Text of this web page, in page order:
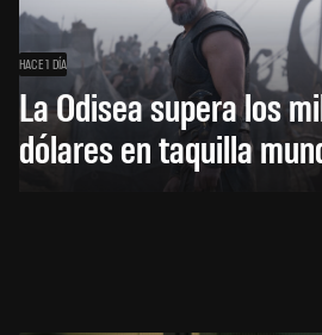
HACE 1 DÍA
La Odisea supera los
dólares en taquilla